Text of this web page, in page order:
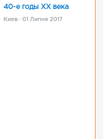
40-е годы ХХ века
Киев · 01 Липня 2017